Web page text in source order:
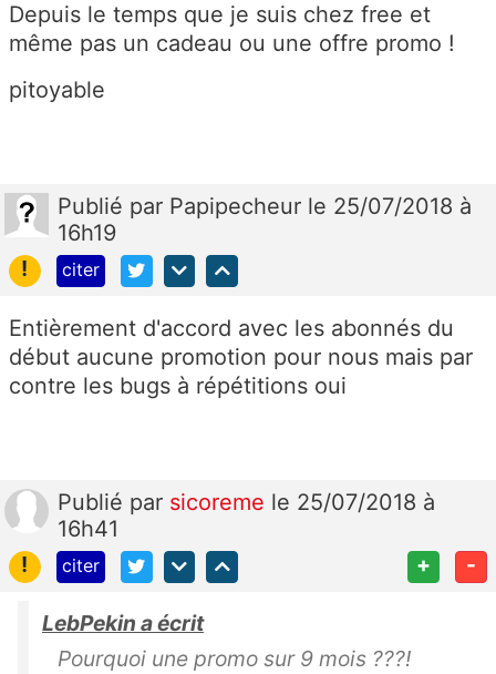
Depuis le temps que je suis chez free et
même pas un cadeau ou une offre promo !
pitoyable
Publié par Papipecheur le 25/07/2018 à
16h19
!
citer
Entièrement d'accord avec les abonnés du
début aucune promotion pour nous mais par
contre les bugs à répétitions oui
Publié par sicoreme le 25/07/2018 à
16h41
!
citer + -
LebPekin a écrit
Pourquoi une promo sur 9 mois ???!